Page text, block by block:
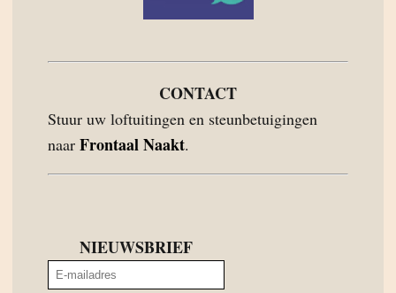
CONTACT
Stuur uw loftuitingen en steunbetuigingen
naar Frontaal Naakt.
NIEUWSBRIEF